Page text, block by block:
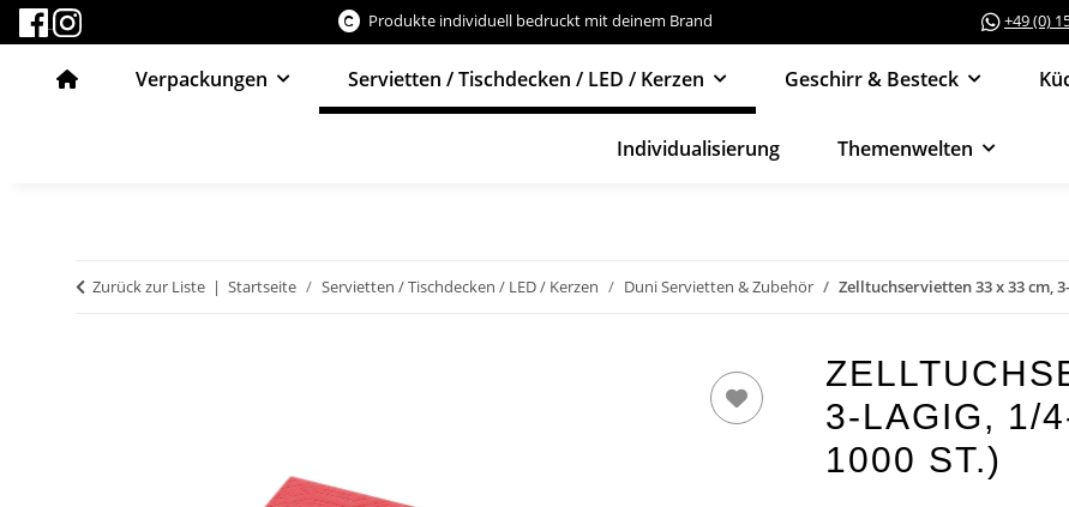
Produkte individuell bedruckt mit deinem Brand +49 (0)
Verpackungen Servietten / Tischdecken / LED / Kerzen Geschirr & Besteck
Individualisierung Themenwelten
Zurück zur Liste Startseite Servietten / Tischdecken / LED / Kerzen Duni Servietten & Zubehör Zelltuchservietten 33 x 33 cm,
3-LAGIG, 1/
1000 ST.)